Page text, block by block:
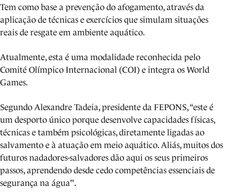
Tem como base a prevenção do afogamento, através da
aplicação de técnicas e exercícios que simulam situações
reais de resgate em ambiente aquático.
Atualmente, esta é uma modalidade reconhecida pelo
Comité Olímpico Internacional (COI) e integra os World
Games.
Segundo Alexandre Tadeia, presidente da FEPONS, “este é
um desporto único porque desenvolve capacidades físicas,
técnicas e também psicológicas, diretamente ligadas ao
salvamento e à atuação em meio aquático. Aliás, muitos dos
futuros nadadores-salvadores dão aqui os seus primeiros
passos, aprendendo desde cedo competências essenciais de
segurança na água".